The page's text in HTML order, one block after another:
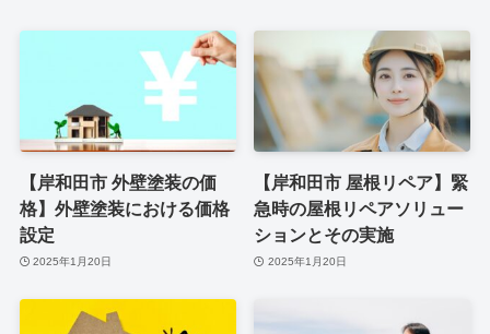
【岸和田市 外壁塗装の価
格】外壁塗装における価格
設定
2025年1月20日
【岸和田市 屋根リペア】緊
急時の屋根リペアソリュー
ションとその実施
2025年1月20日